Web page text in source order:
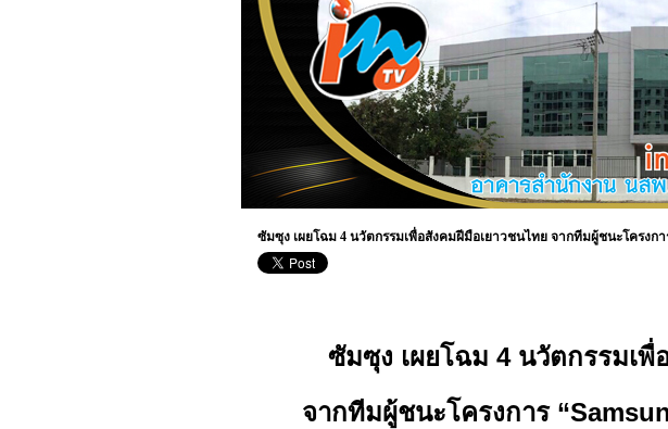
ซัมซุง เผยโฉม 4 นวัตกรรมเพื่อสังคมฝีมือเยาวชนไทย จากทีมผู้ชนะโครงการ
ซัมซุง เผยโฉม 4 นวัตกรรมเพื่
จากทีมผู้ชนะโครงการ